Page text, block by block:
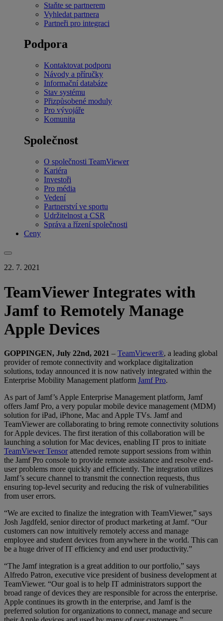
Staňte se partnerem
Vyhledat partnera
Partneři pro integraci
Podpora
Kontaktovat podporu
Návody a příručky
Informační databáze
Stav systému
Přizpůsobené moduly
Pro vývojáře
Komunita
Společnost
O společnosti TeamViewer
Kariéra
Investoři
Pro média
Vedení
Partnerství ve sportu
Udržitelnost a CSR
Správa a řízení společnosti
Ceny
22. 7. 2021
TeamViewer Integrates with
Jamf to Remotely Manage
Apple Devices
GOPPINGEN, July 22nd, 2021 – TeamViewer®, a leading global
provider of remote connectivity and workplace digitalization
solutions, today announced it is now natively integrated within the
Enterprise Mobility Management platform Jamf Pro.
As part of Jamf’s Apple Enterprise Management platform, Jamf
offers Jamf Pro, a very popular mobile device management (MDM)
solution for iPad, iPhone, Mac and Apple TVs. Jamf and
TeamViewer are collaborating to bring remote connectivity solutions
for Apple devices. The first iteration of this collaboration will be
launching a solution for Mac devices, enabling IT pros to initiate
TeamViewer Tensorattended remote support sessions from within
the Jamf Pro console to provide remote assistance and resolve end-
user problems more quickly and efficiently. The integration utilizes
Jamf’s secure channel to transmit the connection requests, thus
ensuring top-level security and reducing the risk of vulnerabilities
from user errors.
“We are excited to finalize the integration with TeamViewer,” says
Josh Jagdfeld, senior director of product marketing at Jamf. “Our
customers can now intuitively remotely access and manage
employee and student devices from anywhere in the world. This can
be a huge driver of IT efficiency and end user productivity.”
“The Jamf integration is a great addition to our portfolio,” says
Alfredo Patron, executive vice president of business development at
TeamViewer. “Our goal is to help IT administrators support the
broad range of devices they are responsible for across the enterprise.
Apple continues its growth in the enterprise, and Jamf is the
preferred solution for organizations to connect, manage and secure